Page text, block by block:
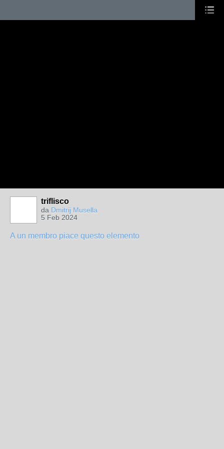
triflisco
da Dmitrij Musella
5 Feb 2024
A un membro piace questo elemento